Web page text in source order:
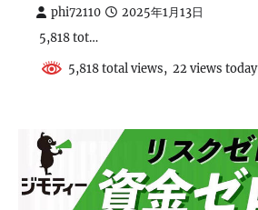
phi72110 2025年1月13日
5,818 tot…
5,818 total views, 22 views today